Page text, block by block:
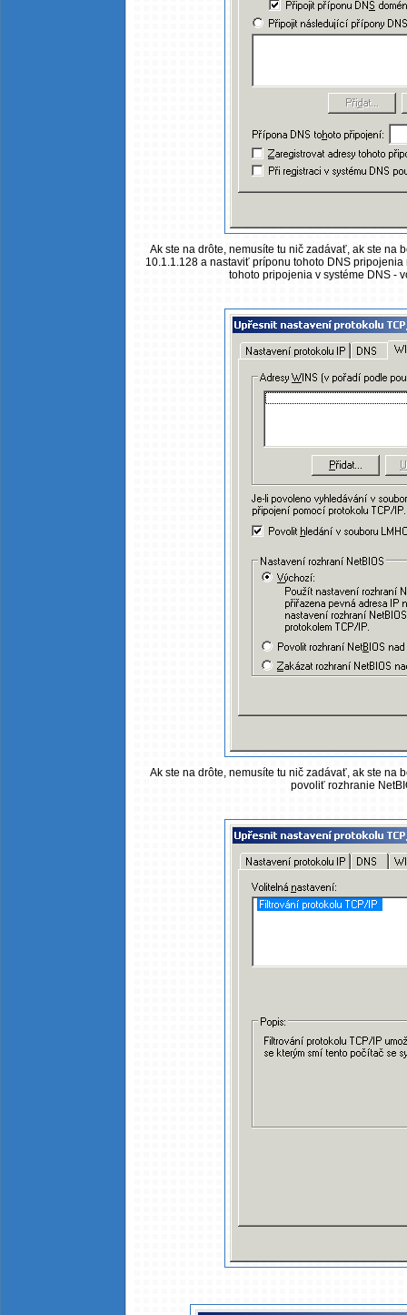
Ak ste na drôte, nemusíte tu nič zadávať, ak ste na
10.1.1.128 a nastaviť príponu tohoto DNS
tohoto pripojenia v systéme DNS -
Ak ste na drôte, nemusíte tu nič zadávať, ak ste na
povoliť rozhranie